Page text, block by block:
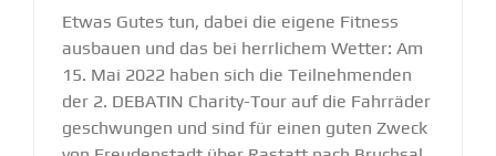
Etwas Gutes tun, dabei die eigene Fitness
ausbauen und das bei herrlichem Wetter: Am
15. Mai 2022 haben sich die Teilnehmenden
der 2. DEBATIN Charity-Tour auf die Fahrräder
geschwungen und sind für einen guten Zweck